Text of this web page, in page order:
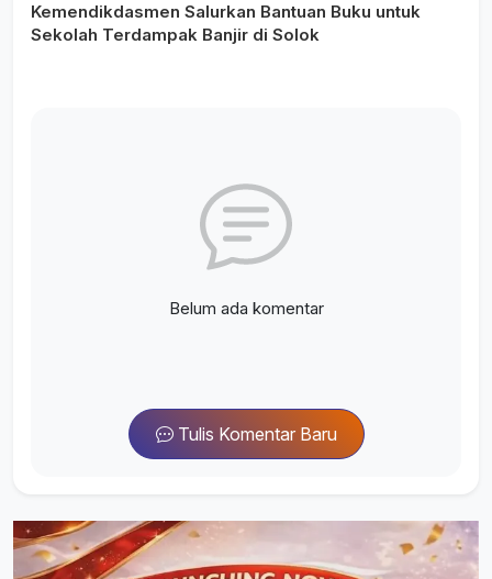
Kemendikdasmen Salurkan Bantuan Buku untuk
Sekolah Terdampak Banjir di Solok
Belum ada komentar
Tulis Komentar Baru